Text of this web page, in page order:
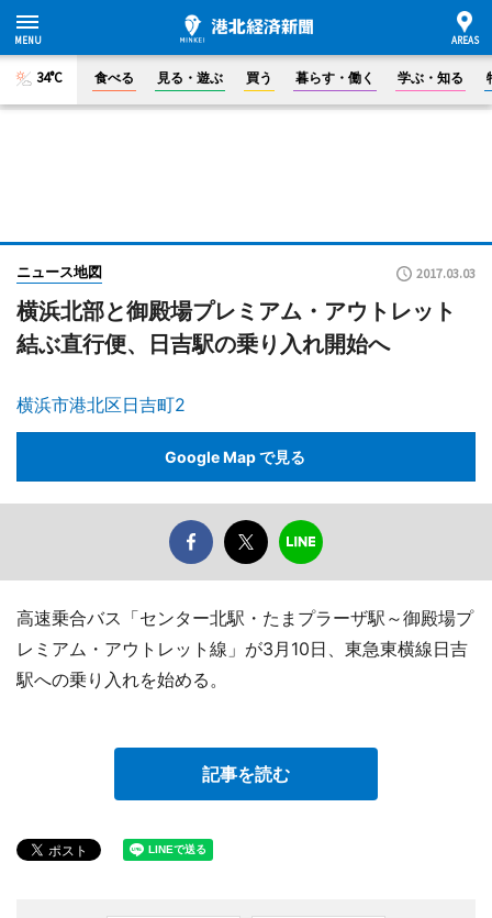
34°C 食べる 見る・遊ぶ 買う 暮らす・働く 学ぶ・知る
ニュース地図 2017.03.03
横浜北部と御殿場プレミアム・アウトレット
結ぶ直行便、日吉駅の乗り入れ開始へ
横浜市港北区日吉町2
Google Map で見る
高速乗合バス「センター北駅・たまプラーザ駅～御殿場プ
レミアム・アウトレット線」が3月10日、東急東横線日吉
駅への乗り入れを始める。
記事を読む